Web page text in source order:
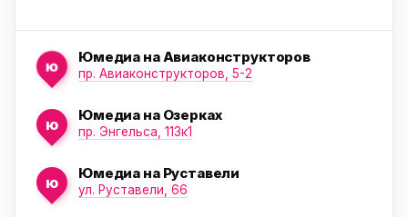
ю
Юмедиа на Авиаконструкторов
пр. Авиаконструкторов, 5-2
ю
Юмедиа на Озерках
пр. Энгельса, 113к1
ю
Юмедиа на Руставели
ул. Руставели, 66